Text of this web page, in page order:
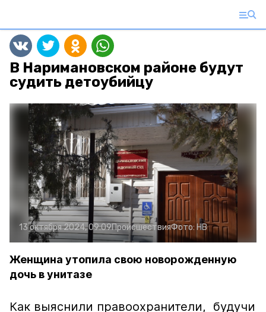
В Наримановском районе будут
судить детоубийцу
13 октября 2024, 09:09ПроисшествияФото: НВ
Женщина утопила свою новорожденную
дочь в унитазе
Как выяснили правоохранители, будучи